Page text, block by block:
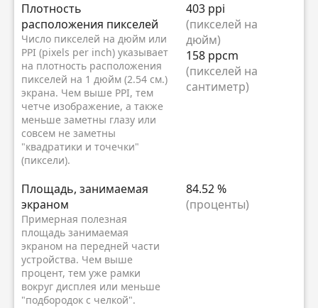
Плотность
расположения пикселей
Число пикселей на дюйм или
PPI (pixels per inch) указывает
на плотность расположения
пикселей на 1 дюйм (2.54 см.)
экрана. Чем выше PPI, тем
четче изображение, а также
меньше заметны глазу или
совсем не заметны
"квадратики и точечки"
(пиксели).
403 ppi
(пикселей на
дюйм)
158 ppcm
(пикселей на
сантиметр)
Площадь, занимаемая
экраном
Примерная полезная
площадь занимаемая
экраном на передней части
устройства. Чем выше
процент, тем уже рамки
вокруг дисплея или меньше
"подбородок с челкой".
84.52 %
(проценты)